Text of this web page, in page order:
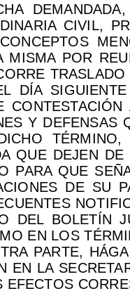
CIVIL,
MISMA POR
DÍA
Y
QUE DEJEN
PARA QUE
DE SU
DEL BOLETÍN
EN LOS
PARTE,
EN LA
EFECTOS